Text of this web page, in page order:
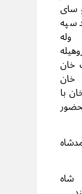
سپه
خان
با
شاه